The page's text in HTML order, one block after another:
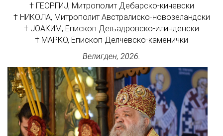
† ГЕОРГИЈ, Митрополит Дебарско-кичевски
† НИКОЛА, Митрополит Австралиско-новозеландски
† ЈОАКИМ, Епископ Дељадровско-илинденски
† МАРКО, Епископ Делчевско-каменички
Велигден, 2026.